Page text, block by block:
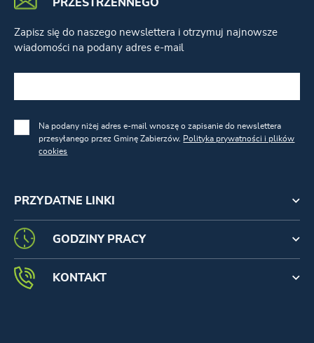
PRZYDATNE LINKI
PRZESTRZENNEGO
Zapisz się do naszego newslettera i otrzymuj najnowsze
wiadomości na podany adres e-mail
Na podany niżej adres e-mail wnoszę o zapisanie do newslettera
przesyłanego przez Gminę Zabierzów. Polityka prywatności i plików
cookies
GODZINY PRACY
KONTAKT